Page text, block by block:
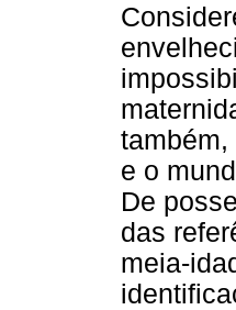
e o
De
das
meia-